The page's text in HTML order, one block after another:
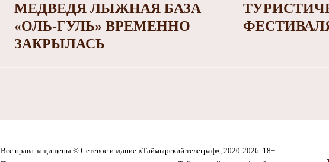
МЕДВЕДЯ ЛЫЖНАЯ БАЗА
«ОЛЬ-ГУЛЬ» ВРЕМЕННО
ЗАКРЫЛАСЬ
Все права защищены © Сетевое издание «Таймырский телеграф», 2020-2026. 18+